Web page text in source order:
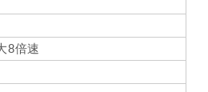
8倍速